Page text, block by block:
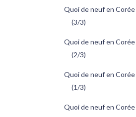
Quoi de neuf en Corée
(3/3)
Quoi de neuf en Corée
(2/3)
Quoi de neuf en Corée
(1/3)
Quoi de neuf en Corée